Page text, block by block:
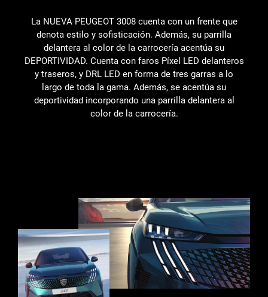
La NUEVA PEUGEOT 3008 cuenta con un frente que
denota estilo y sofisticación. Además, su parrilla
delantera al color de la carrocería acentúa su
DEPORTIVIDAD. Cuenta con faros Píxel LED delanteros
y traseros, y DRL LED en forma de tres garras a lo
largo de toda la gama. Además, se acentúa su
deportividad incorporando una parrilla delantera al
color de la carrocería.